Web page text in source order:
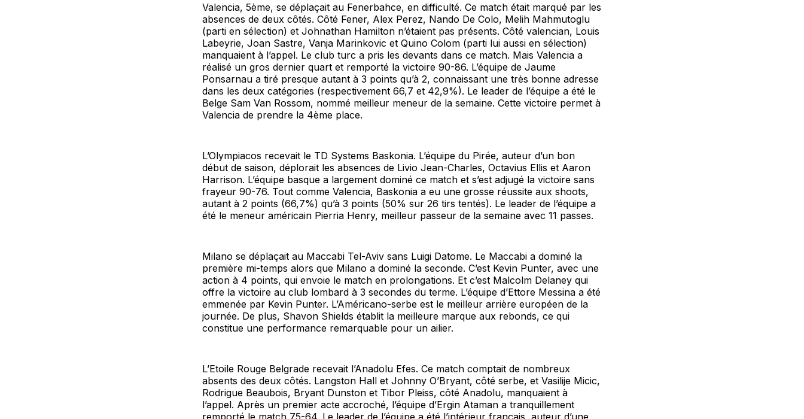
Valencia, 5ème, se déplaçait au Fenerbahce, en difficulté. Ce match était marqué par les
absences de deux côtés. Côté Fener, Alex Perez, Nando De Colo, Melih Mahmutoglu
(parti en sélection) et Johnathan Hamilton n’étaient pas présents. Côté valencian, Louis
Labeyrie, Joan Sastre, Vanja Marinkovic et Quino Colom (parti lui aussi en sélection)
manquaient à l’appel. Le club turc a pris les devants dans ce match. Mais Valencia a
réalisé un gros dernier quart et remporté la victoire 90-86. L’équipe de Jaume
Ponsarnau a tiré presque autant à 3 points qu’à 2, connaissant une très bonne adresse
dans les deux catégories (respectivement 66,7 et 42,9%). Le leader de l’équipe a été le
Belge Sam Van Rossom, nommé meilleur meneur de la semaine. Cette victoire permet à
Valencia de prendre la 4ème place.
L’Olympiacos recevait le TD Systems Baskonia. L’équipe du Pirée, auteur d’un bon
début de saison, déplorait les absences de Livio Jean-Charles, Octavius Ellis et Aaron
Harrison. L’équipe basque a largement dominé ce match et s’est adjugé la victoire sans
frayeur 90-76. Tout comme Valencia, Baskonia a eu une grosse réussite aux shoots,
autant à 2 points (66,7%) qu’à 3 points (50% sur 26 tirs tentés). Le leader de l’équipe a
été le meneur américain Pierria Henry, meilleur passeur de la semaine avec 11 passes.
Milano se déplaçait au Maccabi Tel-Aviv sans Luigi Datome. Le Maccabi a dominé la
première mi-temps alors que Milano a dominé la seconde. C’est Kevin Punter, avec une
action à 4 points, qui envoie le match en prolongations. Et c’est Malcolm Delaney qui
offre la victoire au club lombard à 3 secondes du terme. L’équipe d’Ettore Messina a été
emmenée par Kevin Punter. L’Américano-serbe est le meilleur arrière européen de la
journée. De plus, Shavon Shields établit la meilleure marque aux rebonds, ce qui
constitue une performance remarquable pour un ailier.
L’Etoile Rouge Belgrade recevait l’Anadolu Efes. Ce match comptait de nombreux
absents des deux côtés. Langston Hall et Johnny O’Bryant, côté serbe, et Vasilije Micic,
Rodrigue Beaubois, Bryant Dunston et Tibor Pleiss, côté Anadolu, manquaient à
l’appel. Après un premier acte accroché, l’équipe d’Ergin Ataman a tranquillement
remporté le match 75-64. Le leader de l’équipe a été l’intérieur français, auteur d’une